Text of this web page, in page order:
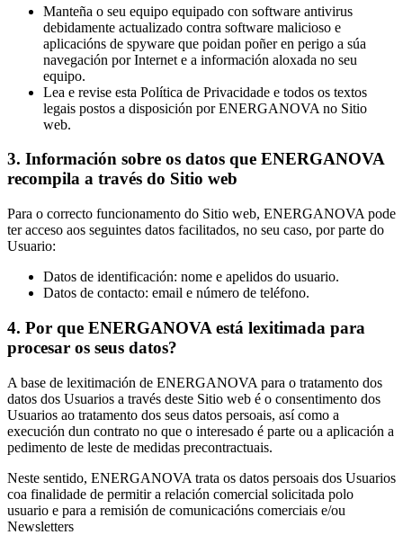
Manteña o seu equipo equipado con software antivirus
debidamente actualizado contra software malicioso e
aplicacións de spyware que poidan poñer en perigo a súa
navegación por Internet e a información aloxada no seu
equipo.
Lea e revise esta Política de Privacidade e todos os textos
legais postos a disposición por ENERGANOVA no Sitio
web.
3. Información sobre os datos que ENERGANOVA
recompila a través do Sitio web
Para o correcto funcionamento do Sitio web, ENERGANOVA pode
ter acceso aos seguintes datos facilitados, no seu caso, por parte do
Usuario:
Datos de identificación: nome e apelidos do usuario.
Datos de contacto: email e número de teléfono.
4. Por que ENERGANOVA está lexitimada para
procesar os seus datos?
A base de lexitimación de ENERGANOVA para o tratamento dos
datos dos Usuarios a través deste Sitio web é o consentimento dos
Usuarios ao tratamento dos seus datos persoais, así como a
execución dun contrato no que o interesado é parte ou a aplicación a
pedimento de leste de medidas precontractuais.
Neste sentido, ENERGANOVA trata os datos persoais dos Usuarios
coa finalidade de permitir a relación comercial solicitada polo
usuario e para a remisión de comunicacións comerciais e/ou
Newsletters